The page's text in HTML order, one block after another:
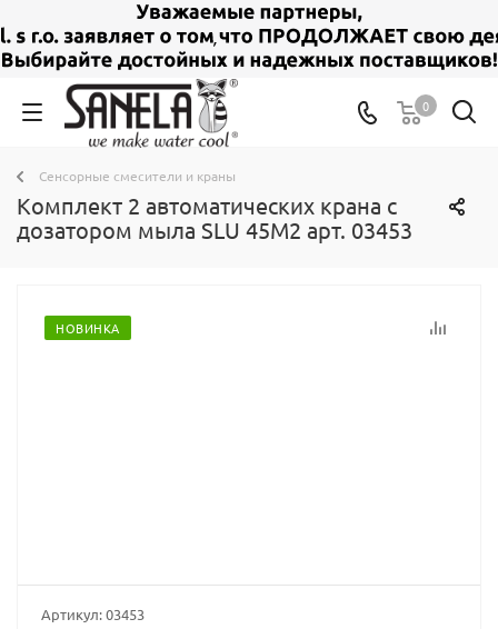
0
Сенсорные смесители и краны
Комплект 2 автоматических крана с
дозатором мыла SLU 45M2 арт. 03453
НОВИНКА
Артикул:03453